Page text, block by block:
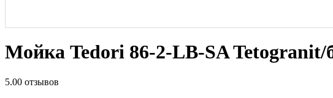
Мойка Tedori 86-2-LB-SA
5.00 отзывов